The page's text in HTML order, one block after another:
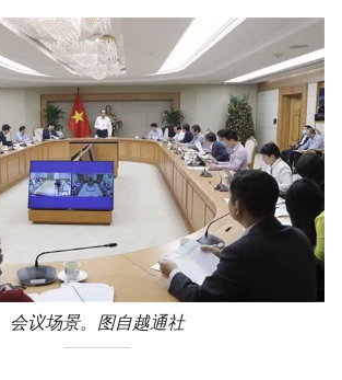
会议场景。图自越通社